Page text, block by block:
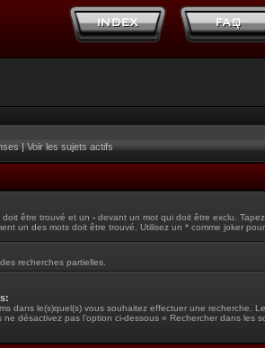
|Voir les sujets actifs
être trouvé et un - devant un mot qui doit être exclu.
un des mots doit être trouvé. Utilisez un * comme joker
recherches partielles.
dans le(s)quel(s) vous souhaitez effectuer une recherche.
désactivez pas l’option ci-dessous « Rechercher dans les